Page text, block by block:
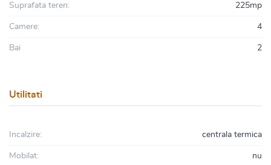
Suprafata teren: 225mp
Camere: 4
Bai 2
Utilitati
Incalzire: centrala termica
Mobilat: nu